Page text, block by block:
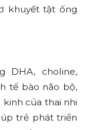
khuyết tật ống
DHA, choline,
tế bào não bộ,
của thai nhi
trẻ phát triển